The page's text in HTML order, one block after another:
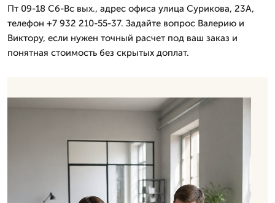
Пт 09-18 Сб-Вс вых., адрес офиса улица Сурикова, 23А,
телефон +7 932 210-55-37. Задайте вопрос Валерию и
Виктору, если нужен точный расчет под ваш заказ и
понятная стоимость без скрытых доплат.